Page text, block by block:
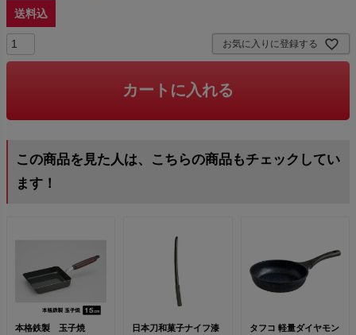
送料込
お気に入りに登録する
カートに入れる
この商品を見た人は、こちらの商品もチェックしてい
ます！
本格鉄製 玉子焼
日本刀和菓子ナイフ漆
タフコ 軽量ダイヤモン